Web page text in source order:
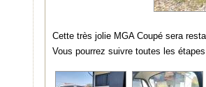
Cette très jolie MGA Coupé sera
Vous pourrez suivre toutes les